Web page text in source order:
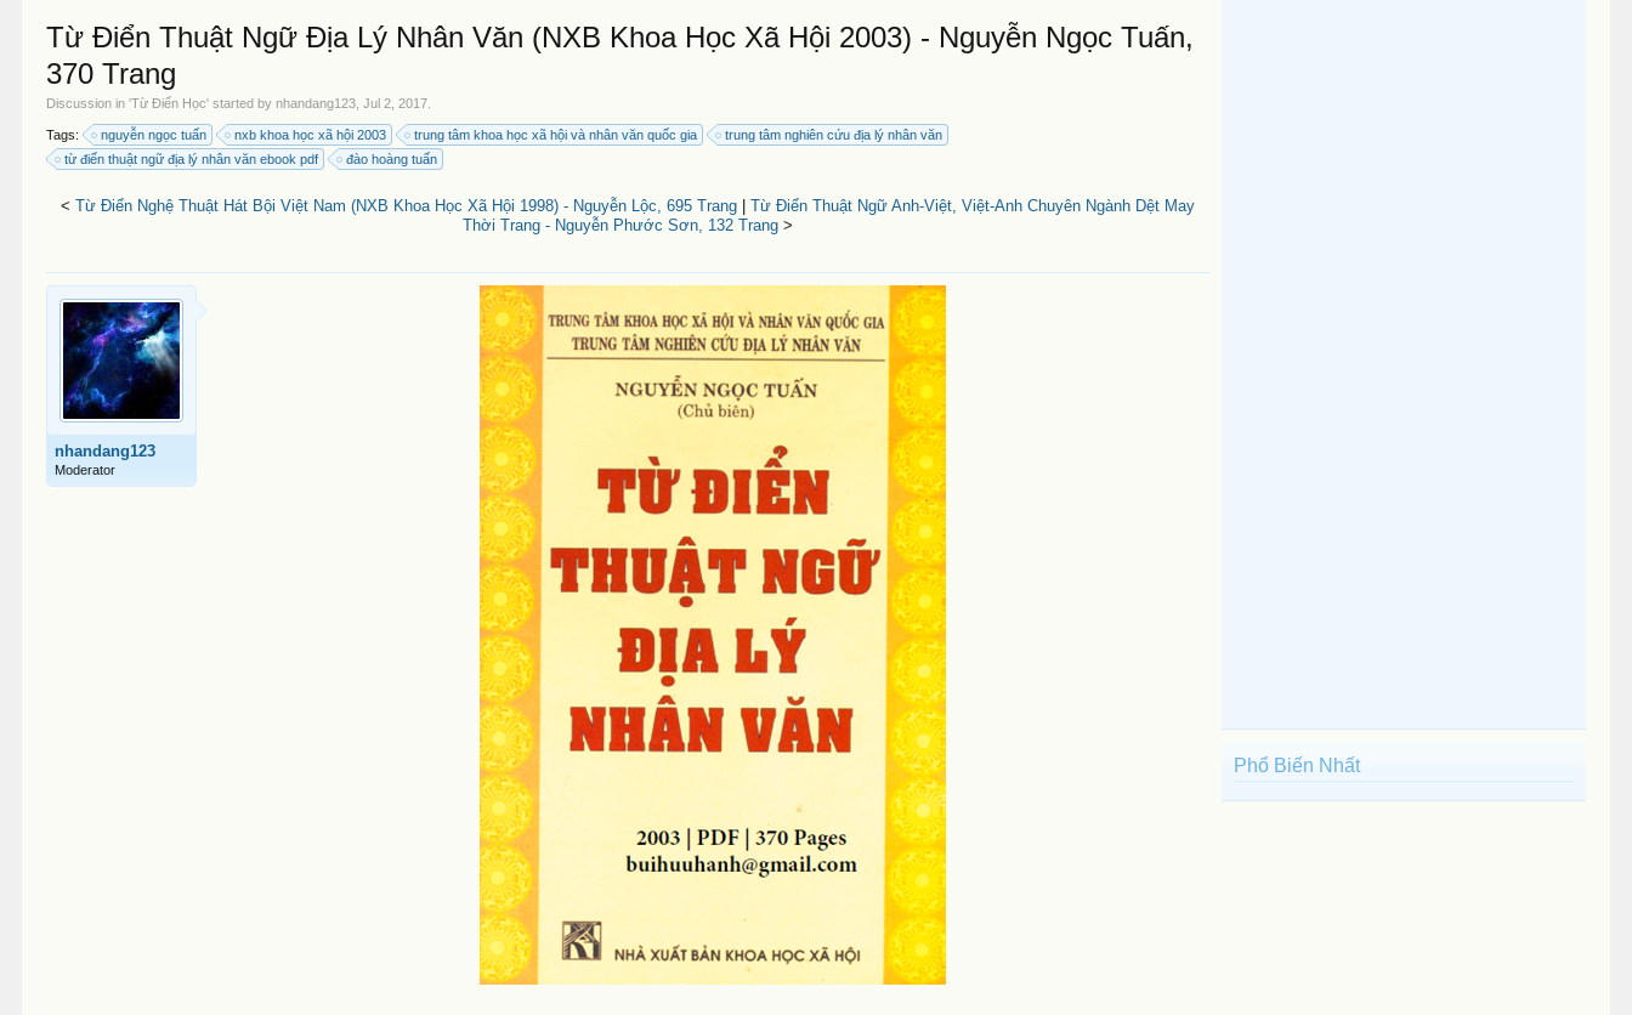
Từ Điển Thuật Ngữ Địa Lý Nhân Văn (NXB Khoa Học Xã Hội 2003) - Nguyễn Ngọc Tuấn,
370 Trang
Discussion in 'Từ Điển Học' started bynhandang123 ,Jul 2, 2017
Tags: nguyễn ngọc tuấn nxb khoa học xã hội 2003 trung tâm khoa học xã hội và nhân văn quốc gia
trung tâm nghiên cứu địa lý nhân văn
từ điển thuật ngữ địa lý nhân văn ebook pdf
đào hoàng tuấn
< Từ Điển Nghệ Thuật Hát Bội Việt Nam (NXB Khoa Học Xã Hội 1998) - Nguyễn Lộc, 695 Trang
Từ Điển Thuật Ngữ Anh-Việt, Việt-Anh Chuyên Ngành Dệt May
Thời Trang - Nguyễn Phước Sơn, 132 Trang >
nhandang123
Moderator
Phổ Biến Nhất